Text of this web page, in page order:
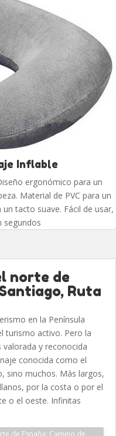
Inflable
ergonómico para un
Material de PVC para un
tacto suave. Fácil de usar,
segundos
norte de
Ruta
en la Península
turismo activo. Pero la
y reconocida
conocida como el
sino muchos. Más largos,
por la costa o por el
o el oeste. Infinitas